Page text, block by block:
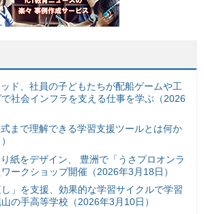
ド、社員の子どもたちが配船ゲームや工
社会インフラを支える仕事を学ぶ（2026
式まで理解できる学習支援ツールとは何か
紙をデザイン、 豊洲で「うさプロオンラ
ークショップ開催（2026年3月18日）
」を支援、効果的な学習サイクルで学習
の手高等学校（2026年3月10日）